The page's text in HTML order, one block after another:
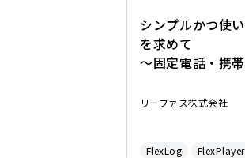
シンプルかつ使
を求めて
～固定電話・携
リーファス株式会社
FlexLog FlexPlayer